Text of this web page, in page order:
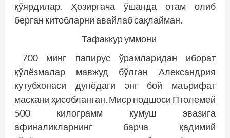
қўярдилар. Ҳозиргача ўшанда отам олиб
берган китобларни авайлаб сақлайман.
Тафаккур уммони
700 минг папирус ўрамларидан иборат
қўлёзмалар мавжуд бўлган Александрия
кутубхонаси дунёдаги энг бой маърифат
маскани ҳисобланган. Миср подшоси Птолемей
500 килограмм кумуш эвазига
афиналикларнинг барча қадимий